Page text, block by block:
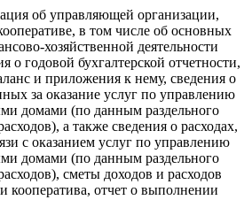
об управляющей организации,
в том числе об основных
хозяйственной деятельности
о годовой бухгалтерской отчетности,
и приложения к нему, сведения о
за оказание услуг по управлению
домами (по данным раздельного
а также сведения о расходах,
с оказанием услуг по управлению
домами (по данным раздельного
сметы доходов и расходов
кооператива, отчет о выполнении